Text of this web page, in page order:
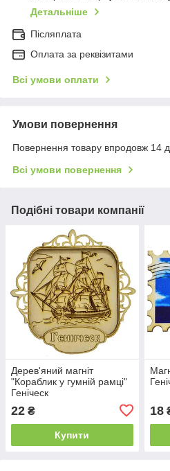
Детальніше
Післяплата
Оплата за реквізитами
Всі умови оплати
Умови повернення
Повернення товару впродовж 14
Всі умови повернення
Подібні товари компанії
Дерев'яний магніт
"Кораблик у гумній рамці"
Геніческ
22 ₴
Купити
18